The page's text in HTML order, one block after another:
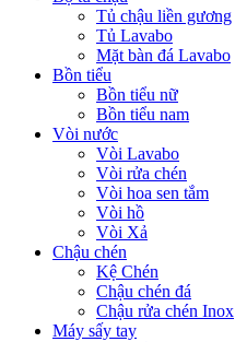
Tủ chậu liền gương
Tủ Lavabo
Mặt bàn đá Lavabo
Bồn tiểu
Bồn tiểu nữ
Bồn tiểu nam
Vòi nước
Vòi Lavabo
Vòi rửa chén
Vòi hoa sen tắm
Vòi hồ
Vòi Xả
Chậu chén
Kệ Chén
Chậu chén đá
Chậu rửa chén Inox
Máy sấy tay